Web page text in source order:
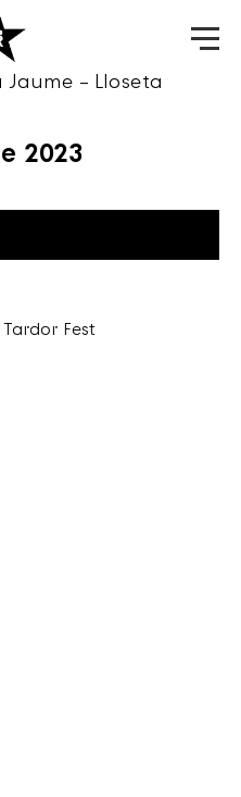
Jaume – Lloseta
2023
Fest